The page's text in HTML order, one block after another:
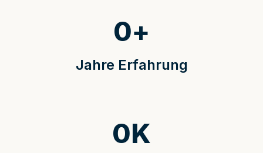
Jahre Erfahrung
0+
0K